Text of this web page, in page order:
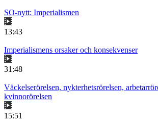
SO-nytt: Imperialismen
13:43
Imperialismens orsaker och konsekvenser
31:48
Väckelserörelsen, nykterhetsrörelsen,
kvinnorörelsen
15:51